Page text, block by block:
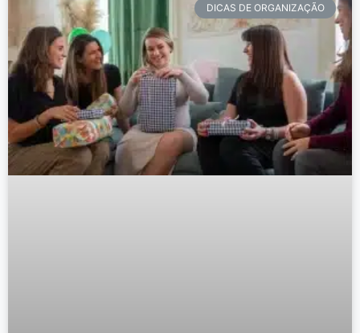
DICAS DE ORGANIZAÇÃO